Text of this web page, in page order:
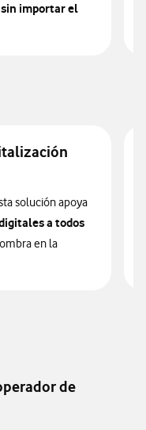
importar el
solución apoya
a todos
en la
de